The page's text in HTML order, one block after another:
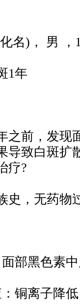
)， 男 ，
1年
前，发现
导致白斑扩
疗?
，无药物
部黑色素中
铜离子降低